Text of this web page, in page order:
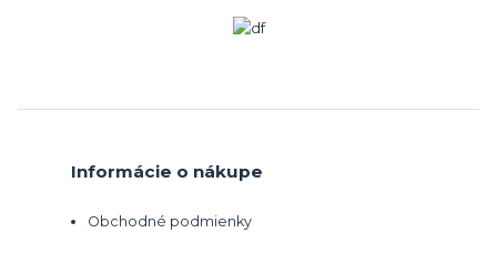
Informácie o nákupe
Obchodné podmienky